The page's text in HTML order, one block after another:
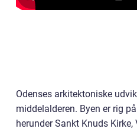
Odenses arkitektoniske
middelalderen. Byen er rig
herunder Sankt Knuds